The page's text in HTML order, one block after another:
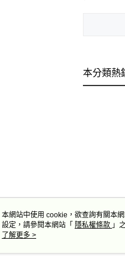
本分類熱
本網站中使用 cookie，欲查詢有關本
設定，請參閱本網站「 隱私權條款 」
使用 cookie。
了解更多 >